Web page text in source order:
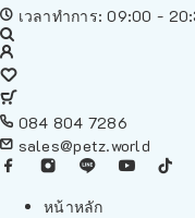
เวลาทำการ: 09:00 -
084 804 7286
sales@petz.world
หน้าหลัก